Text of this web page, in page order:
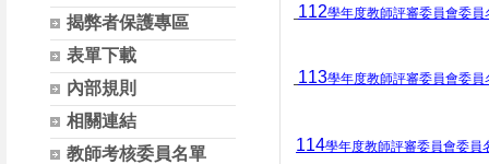
揭弊者保護專區
表單下載
內部規則
相關連結
教師考核委員名單
112學年度教師評審委員會委員
113學年度教師評審委員會委員
114學年度教師評審委員會委員